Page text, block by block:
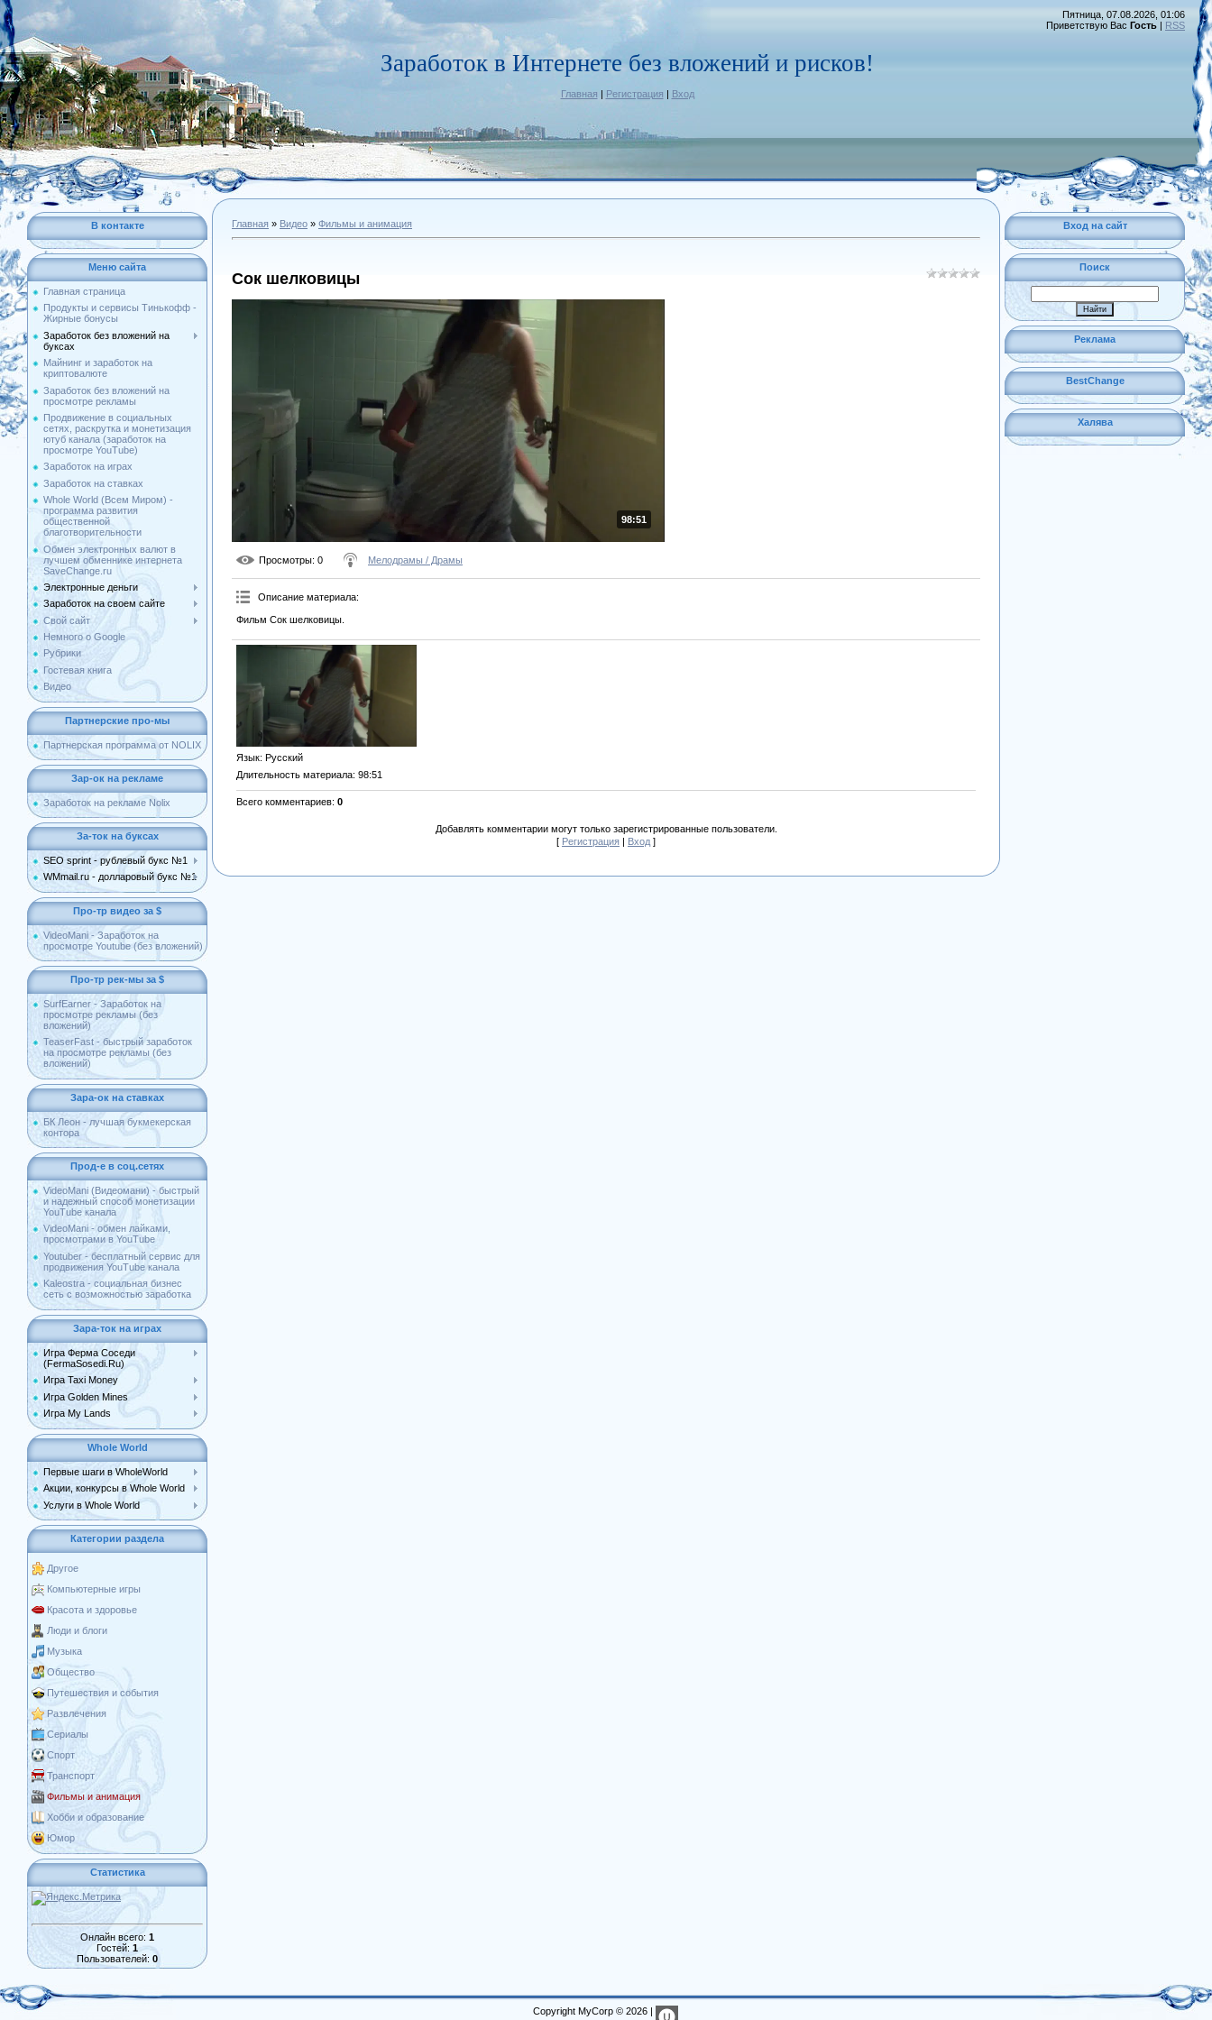
Заработок в Интернете без вложений и рисков!
Главная | Регистрация | Вход
Пятница, 07.08.2026, 01:06
Приветствую Вас Гость | RSS
В контакте
Меню сайта
Главная страница
Продукты и сервисы Тинькофф -
Жирные бонусы
Заработок без вложений на
буксах
Майнинг и заработок на
криптовалюте
Заработок без вложений на
просмотре рекламы
Продвижение в социальных
сетях, раскрутка и монетизация
ютуб канала (заработок на
просмотре YouTube)
Заработок на играх
Заработок на ставках
Whole World (Всем Миром) -
программа развития
общественной
благотворительности
Обмен электронных валют в
лучшем обменнике интернета
SaveChange.ru
Электронные деньги
Заработок на своем сайте
Свой сайт
Немного о Google
Рубрики
Гостевая книга
Видео
Партнерские про-мы
Партнерская программа от NOLIX
Зар-ок на рекламе
Заработок на рекламе Nolix
За-ток на буксах
SEO sprint - рублевый букс №1
WMmail.ru - долларовый букс №1
Про-тр видео за $
VideoMani - Заработок на
просмотре Youtube (без вложений)
Про-тр рек-мы за $
SurfEarner - Заработок на
просмотре рекламы (без
вложений)
TeaserFast - быстрый заработок
на просмотре рекламы (без
вложений)
Зара-ок на ставках
БК Леон - лучшая букмекерская
контора
Прод-е в соц.сетях
VideoMani (Видеомани) - быстрый
и надежный способ монетизации
YouTube канала
VideoMani - обмен лайками,
просмотрами в YouTube
Youtuber - бесплатный сервис для
продвижения YouTube канала
Kaleostra - социальная бизнес
сеть с возможностью заработка
Зара-ток на играх
Игра Ферма Соседи
(FermaSosedi.Ru)
Игра Taxi Money
Игра Golden Mines
Игра My Lands
Whole World
Первые шаги в WholeWorld
Акции, конкурсы в Whole World
Услуги в Whole World
Категории раздела
Другое
Компьютерные игры
Красота и здоровье
Люди и блоги
Музыка
Общество
Путешествия и события
Развлечения
Сериалы
Спорт
Транспорт
Фильмы и анимация
Хобби и образование
Юмор
Статистика
Онлайн всего: 1
Гостей: 1
Пользователей: 0
Главная » Видео » Фильмы и анимация
Сок шелковицы
98:51
Просмотры: 0 Мелодрамы / Драмы
Описание материала:
Фильм Сок шелковицы.
Язык: Русский
Длительность материала: 98:51
Всего комментариев: 0
Добавлять комментарии могут только зарегистрированные пользователи.
[ Регистрация | Вход ]
Вход на сайт
Поиск
Реклама
BestChange
Халява
Copyright MyCorp © 2026 |